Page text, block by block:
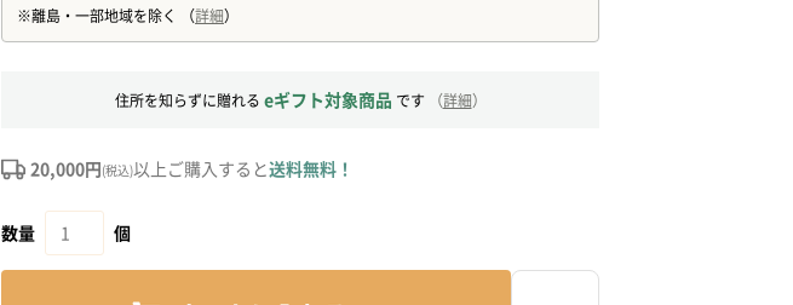
住所を知らずに贈れる eギフト対象商品 です （詳細）
20,000円(税込)以上ご購入すると送料無料！
数量 個